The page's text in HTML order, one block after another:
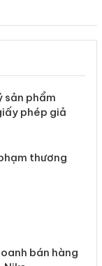
lý sản phẩm
giấy phép